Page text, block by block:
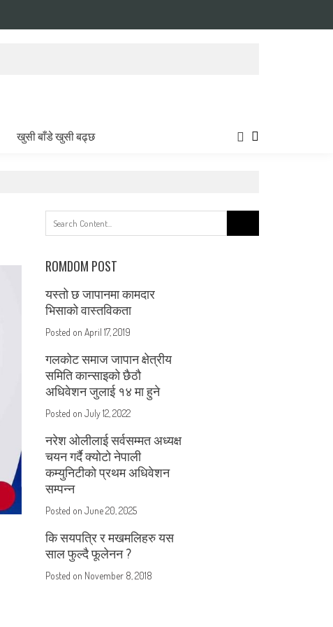
खुसी बाँडे खुसी बढ्छ
for:
ROMDOM POST
यस्तो छ जापानमा कामदार
भिसाको वास्तविकता
Posted onApril 17, 2019
गलकोट समाज जापान क्षेत्रीय
समिति कान्साइको छैठौ
अधिवेशन जुलाई १४ मा हुने
Posted onJuly 12, 2022
नरेश ओलीलाई सर्वसम्मत अध्यक्ष
चयन गर्दै क्योटो नेपाली
कम्युनिटीको प्रथम अधिवेशन
सम्पन्न
Posted onJune 20, 2025
कि सयपत्रि र मखमलिहरु यस
साल फुल्दै फूलेनन ?
Posted on November 8, 2018